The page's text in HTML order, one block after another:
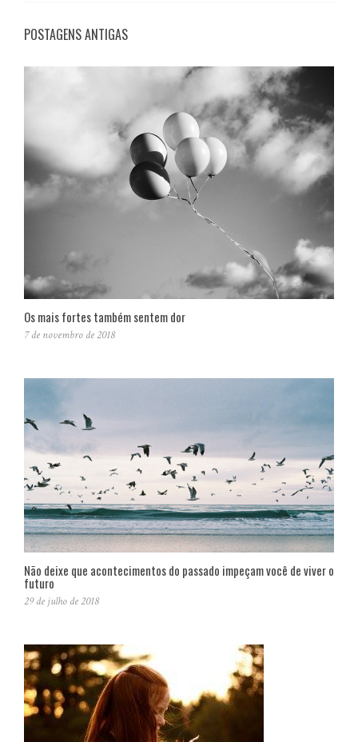
POSTAGENS ANTIGAS
Os mais fortes também sentem dor
7 de novembro de 2018
Não deixe que acontecimentos do passado impeçam você de viver o
futuro
29 de julho de 2018